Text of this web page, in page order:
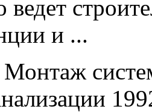
ведет
и ...